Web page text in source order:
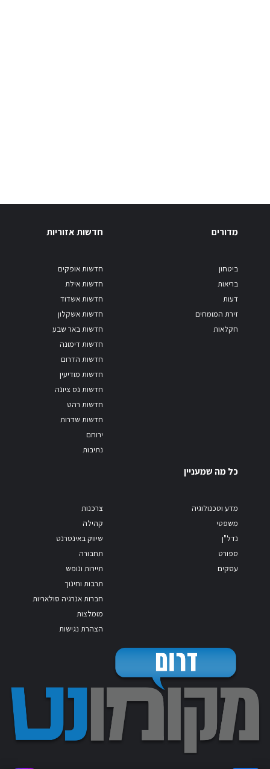
מדורים
ביטחון
בריאות
דעות
זירת המומחים
חקלאות
חדשות אזוריות
חדשות אופקים
חדשות אילת
חדשות אשדוד
חדשות אשקלון
חדשות באר שבע
חדשות דימונה
חדשות הדרום
חדשות מודיעין
חדשות נס ציונה
חדשות רהט
חדשות שדרות
ירוחם
נתיבות
כל מה שמעניין
מדע וטכנולוגיה
משפטי
נדל"ן
ספורט
עסקים
צרכנות
קהילה
שיווק באינטרנט
תחבורה
תיירות ונופש
תרבות וחינוך
חברות אנרגיה סולאריות
מומלצות
הצהרת נגישות